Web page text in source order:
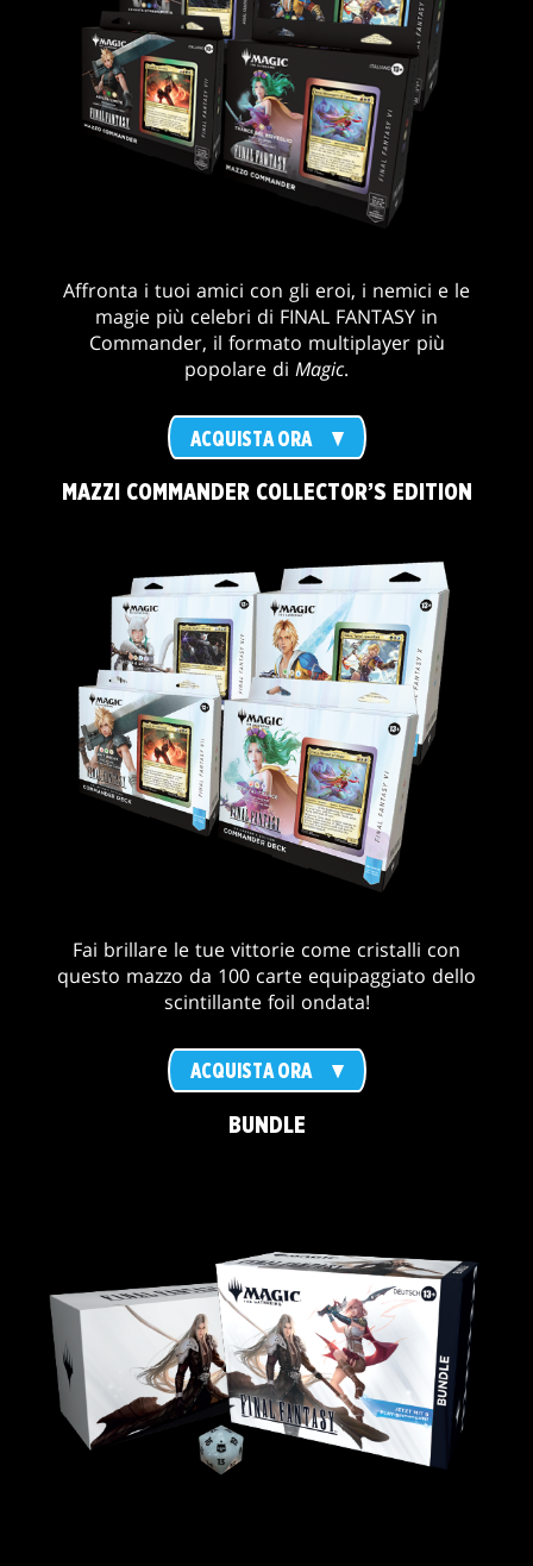
Affronta i tuoi amici con gli eroi, i nemici e le
magie più celebri di FINAL FANTASY in
Commander, il formato multiplayer più
popolare di Magic.
ACQUISTA ORA
MAZZI COMMANDER COLLECTOR’S EDITION
Fai brillare le tue vittorie come cristalli con
questo mazzo da 100 carte equipaggiato dello
scintillante foil ondata!
ACQUISTA ORA
BUNDLE